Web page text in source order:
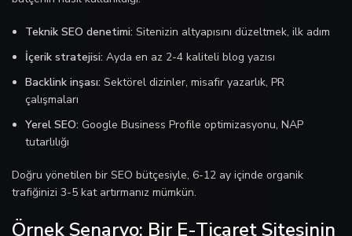
Teknik SEO denetimi: Sitenizin altyapısını düzeltmek, ilk adım
İçerik stratejisi: Ayda en az 2-4 kaliteli blog yazısı
Backlink inşası: Sektörel dizinler, misafir yazarlık, PR
çalışmaları
Yerel SEO: Google Business Profile optimizasyonu, NAP
tutarlılığı
Doğru yönetilen bir SEO bütçesiyle, 6-12 ay içinde organik
trafiğinizi 3-5 kat artırmanız mümkün.
Örnek Senaryo: Bir E-Ticaret Sitesinin